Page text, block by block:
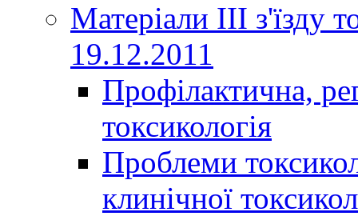
Матеріали ІІІ з'їзду
19.12.2011
Профілактична,
токсикологія
Проблеми
клинічної